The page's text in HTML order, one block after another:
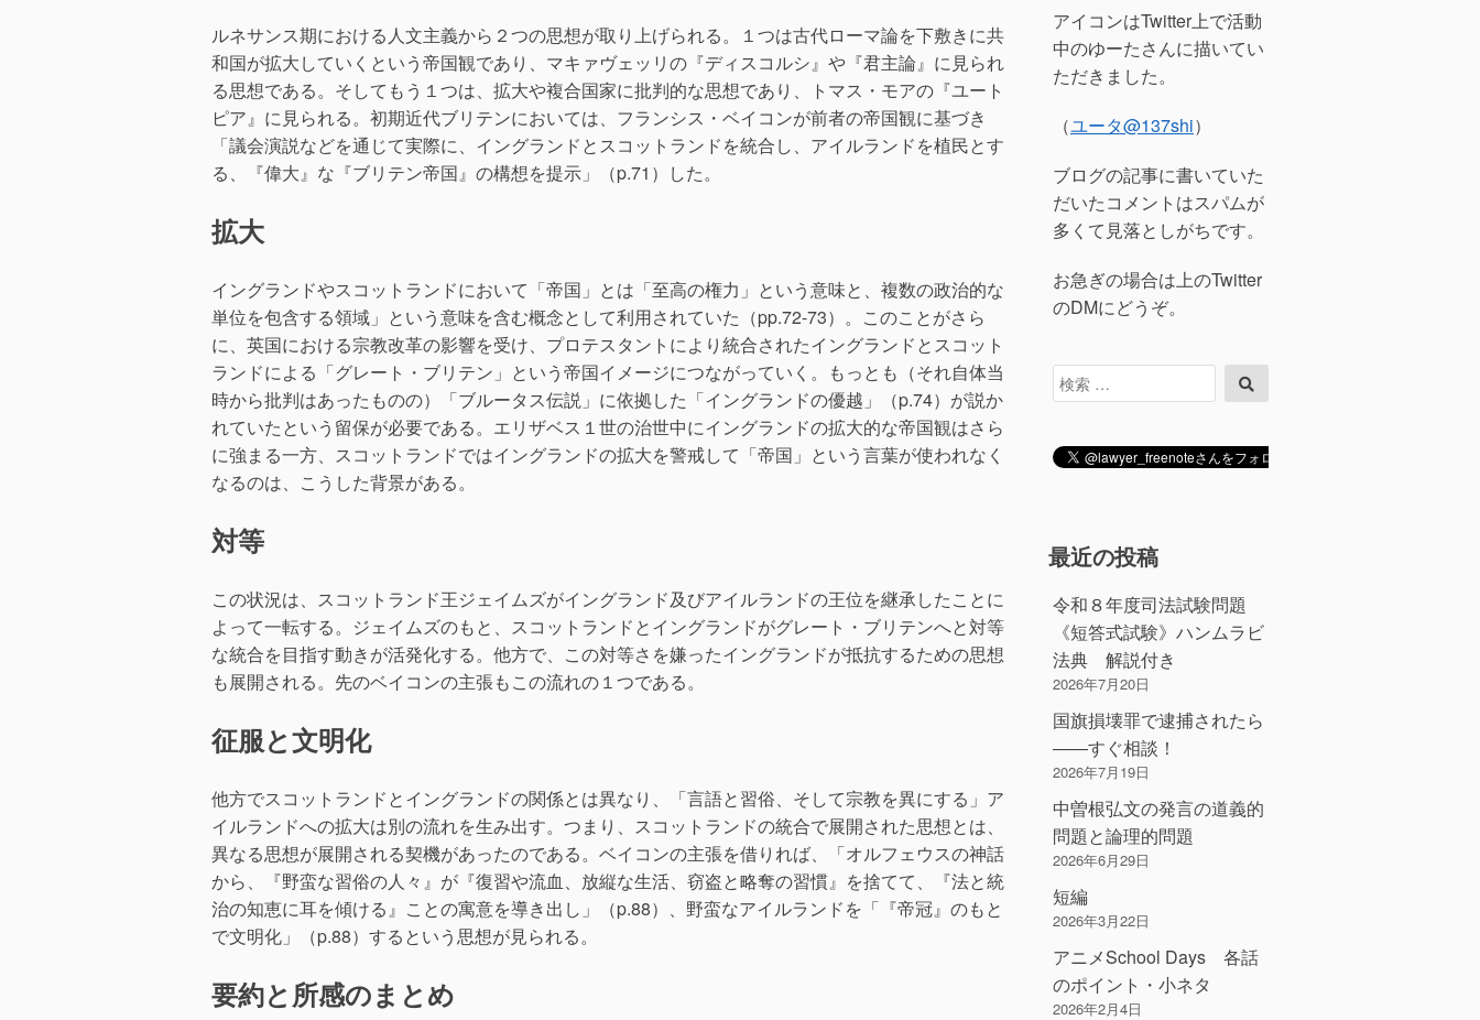
ルネサンス期における人文主義から２つの思想が取り上げられる。１つは古代ローマ論を下敷きに共
和国が拡大していくという帝国観であり、マキァヴェッリの『ディスコルシ』や『君主論』に見られ
る思想である。そしてもう１つは、拡大や複合国家に批判的な思想であり、トマス・モアの『ユート
ピア』に見られる。初期近代ブリテンにおいては、フランシス・ベイコンが前者の帝国観に基づき
「議会演説などを通じて実際に、イングランドとスコットランドを統合し、アイルランドを植民とす
る、『偉大』な『ブリテン帝国』の構想を提示」（p.71）した。
拡大
イングランドやスコットランドにおいて「帝国」とは「至高の権力」という意味と、複数の政治的な
単位を包含する領域」という意味を含む概念として利用されていた（pp.72-73）。このことがさら
に、英国における宗教改革の影響を受け、プロテスタントにより統合されたイングランドとスコット
ランドによる「グレート・ブリテン」という帝国イメージにつながっていく。もっとも（それ自体当
時から批判はあったものの）「ブルータス伝説」に依拠した「イングランドの優越」（p.74）が説か
れていたという留保が必要である。エリザベス１世の治世中にイングランドの拡大的な帝国観はさら
に強まる一方、スコットランドではイングランドの拡大を警戒して「帝国」という言葉が使われなく
なるのは、こうした背景がある。
対等
この状況は、スコットランド王ジェイムズがイングランド及びアイルランドの王位を継承したことに
よって一転する。ジェイムズのもと、スコットランドとイングランドがグレート・ブリテンへと対等
な統合を目指す動きが活発化する。他方で、この対等さを嫌ったイングランドが抵抗するための思想
も展開される。先のベイコンの主張もこの流れの１つである。
征服と文明化
他方でスコットランドとイングランドの関係とは異なり、「言語と習俗、そして宗教を異にする」ア
イルランドへの拡大は別の流れを生み出す。つまり、スコットランドの統合で展開された思想とは、
異なる思想が展開される契機があったのである。ベイコンの主張を借りれば、「オルフェウスの神話
から、『野蛮な習俗の人々』が『復習や流血、放縦な生活、窃盗と略奪の習慣』を捨てて、『法と統
治の知恵に耳を傾ける』ことの寓意を導き出し」（p.88）、野蛮なアイルランドを「『帝冠』のもと
で文明化」（p.88）するという思想が見られる。
要約と所感のまとめ
アイコンはTwitter上で活動
中のゆーたさんに描いてい
ただきました。
（ユータ@137shi）
ブログの記事に書いていた
だいたコメントはスパムが
多くて見落としがちです。
お急ぎの場合は上のTwitter
のDMにどうぞ。
検
索
索
最近の投稿
令和８年度司法試験問題
《短答式試験》ハンムラビ
法典 解説付き
2026年7月20日
国旗損壊罪で逮捕されたら
――すぐ相談！
2026年7月19日
中曽根弘文の発言の道義的
問題と論理的問題
2026年6月29日
短編
2026年3月22日
アニメSchool Days 各話
のポイント・小ネタ
2026年2月4日